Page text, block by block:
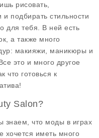
рисовать,
подбирать стильности
для тебя. В ней есть
а также много
макияжи, маникюры и
это и много другое
что готовься к
Salon?
знаем, что моды в играх
хочется иметь много